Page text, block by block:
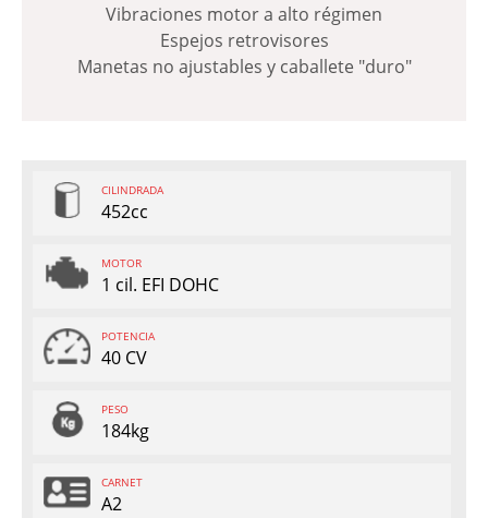
Vibraciones motor a alto régimen
Espejos retrovisores
Manetas no ajustables y caballete "duro"
CILINDRADA
452cc
MOTOR
1 cil. EFI DOHC
POTENCIA
40 CV
PESO
184kg
CARNET
A2